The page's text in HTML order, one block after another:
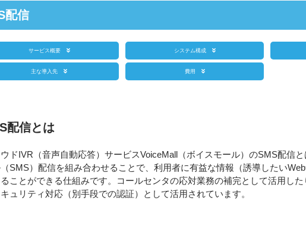
配信
サービス概要 システム構成
主な導入先 費用
配信とは
ドIVR（音声自動応答）サービスVoiceMall（ボイスモール）のSMS配信
SMS）配信を組み合わせることで、利用者に有益な情報（誘導したい
ことができる仕組みです。コールセンタの応対業務の補完として活用し
ュリティ対応（別手段での認証）として活用されています。